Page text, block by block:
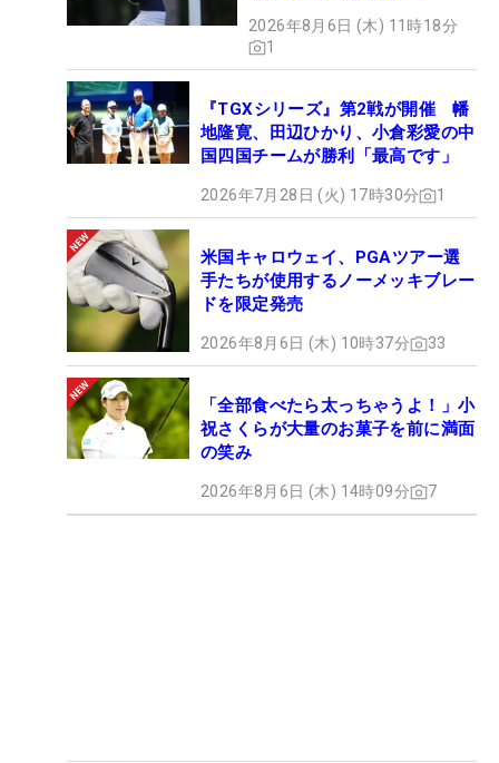
2026年8月6日 (木) 11時18分
1
『TGXシリーズ』第2戦が開催 幡
地隆寛、田辺ひかり、小倉彩愛の中
国四国チームが勝利「最高です」
2026年7月28日 (火) 17時30分 1
米国キャロウェイ、PGAツアー選
手たちが使用するノーメッキブレー
ドを限定発売
2026年8月6日 (木) 10時37分 33
「全部食べたら太っちゃうよ！」小
祝さくらが大量のお菓子を前に満面
の笑み
2026年8月6日 (木) 14時09分 7